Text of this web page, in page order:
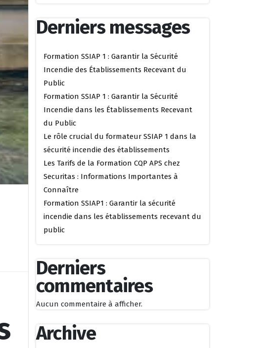
Derniers messages
Formation SSIAP 1 : Garantir la Sécurité
Incendie des Établissements Recevant du
Public
Formation SSIAP 1 : Garantir la Sécurité
Incendie dans les Établissements Recevant
du Public
Le rôle crucial du formateur SSIAP 1 dans la
sécurité incendie des établissements
Les Tarifs de la Formation CQP APS chez
Securitas : Informations Importantes à
Connaître
Formation SSIAP1 : Garantir la sécurité
incendie dans les établissements recevant du
public
Derniers
commentaires
Aucun commentaire à afficher.
Archive